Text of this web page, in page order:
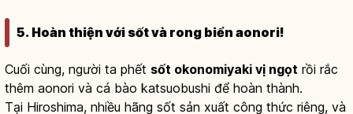
5. Hoàn thiện với sốt và rong biển aonori!
Cuối cùng, người ta phết sốt okonomiyaki vị ngọt rồi rắc
thêm aonori và cá bào katsuobushi để hoàn thành.
Tại Hiroshima, nhiều hãng sốt sản xuất công thức riêng, và